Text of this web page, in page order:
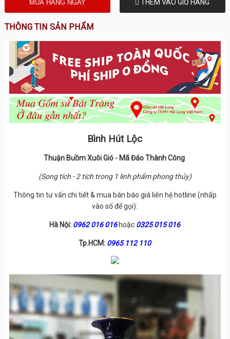
THÊM VÀO GIỎ HÀNG
THÔNG TIN SẢN PHẨM
Bình Hút Lộc
Thuận Buồm Xuôi Gió - Mã Đáo Thành Công
(Song tích - 2 tích trong 1 linh phẩm phong thủy)
Thông tin tư vấn chi tiết & mua bán báo giá liên hệ hotline (nhấp
vào số để gọi):
Hà Nội: 0962 016 016hoặc 0325 015 016
Tp.HCM: 0965 112 110